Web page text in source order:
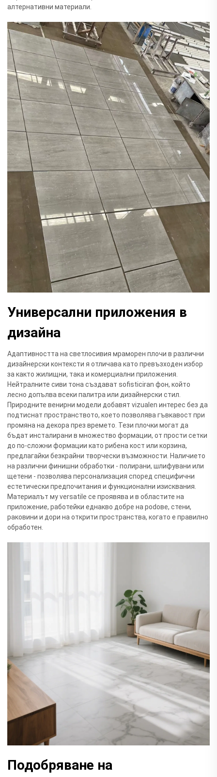
алтернативни материали.
Универсални приложения в
дизайна
Адаптивността на светлосивия мраморен плочи в различни
дизайнерски контексти я отличава като превъзходен избор
за както жилищни, така и комерциални приложения.
Нейтралните сиви тона създават sofisticiran фон, който
лесно допълва всеки палитра или дизайнерски стил.
Природните венирни модели добавят vizualen интерес без да
подтиснат пространството, което позволява гъвкавост при
промяна на декора през времето. Тези плочки могат да
бъдат инсталирани в множество формации, от прости сетки
до по-сложни формации като рибена кост или корзина,
предлагайки безкрайни творчески възможности. Наличието
на различни финишни обработки - полирани, шлифувани или
щетени - позволява персонализация според специфични
естетически предпочитания и функционални изисквания.
Материалът му versatile се проявява и в областите на
приложение, работейки еднакво добре на podове, стени,
раковини и дори на открити пространства, когато е правилно
обработен.
Подобряване на